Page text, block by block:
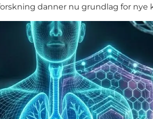
danner nu grundlag for nye